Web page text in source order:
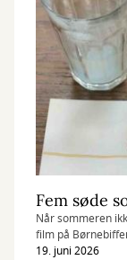
Fem søde
Når sommeren
film på
19. juni 2026